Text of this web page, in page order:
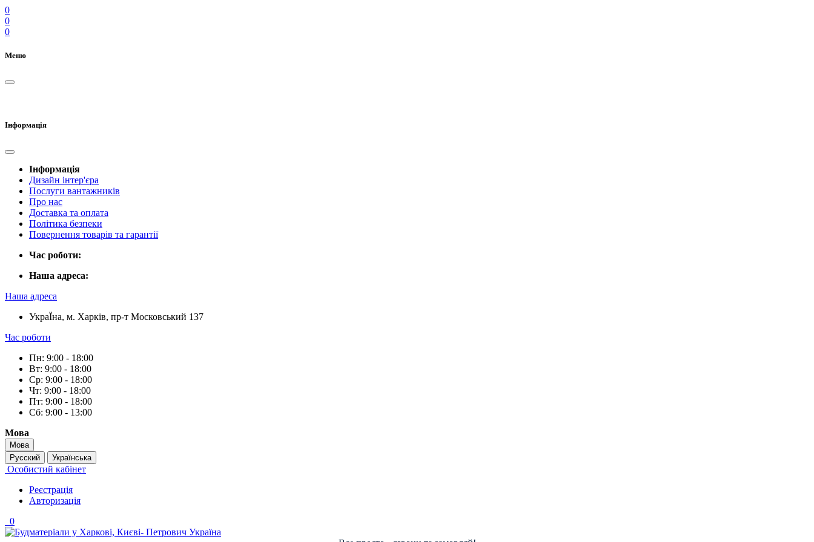
0
0
0
Меню
Інформація
Інформація
Дизайн інтер'єра
Послуги вантажників
Про нас
Доставка та оплата
Політика безпеки
Повернення товарів та гарантії
Час роботи:
Наша адреса:
Наша адреса
УкраЇна, м. Харків, пр-т Московський 137
Час роботи
Пн: 9:00 - 18:00
Вт: 9:00 - 18:00
Ср: 9:00 - 18:00
Чт: 9:00 - 18:00
Пт: 9:00 - 18:00
Сб: 9:00 - 13:00
Мова
Мова
Русский
Українська
Особистий кабінет
Реєстрація
Авторизація
0